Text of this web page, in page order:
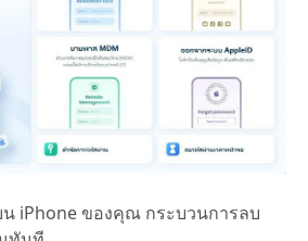
iPhone ของคุณ กระบวนการลบ